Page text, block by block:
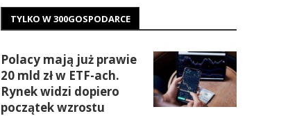
TYLKO W 300GOSPODARCE
Polacy mają już prawie
20 mld zł w ETF-ach.
Rynek widzi dopiero
początek wzrostu